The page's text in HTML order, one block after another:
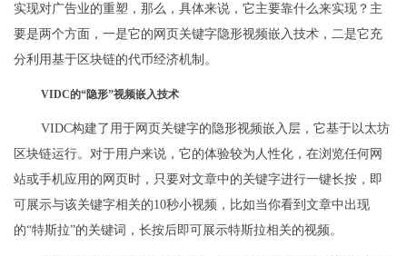
实现对广告业的重塑，那么，具体来说，它主要靠什么来实现？主
要是两个方面，一是它的网页关键字隐形视频嵌入技术，二是它充
分利用基于区块链的代币经济机制。
VIDC的“隐形”视频嵌入技术
VIDC构建了用于网页关键字的隐形视频嵌入层，它基于以太坊
区块链运行。对于用户来说，它的体验较为人性化，在浏览任何网
站或手机应用的网页时，只要对文章中的关键字进行一键长按，即
可展示与该关键字相关的10秒小视频，比如当你看到文章中出现
的“特斯拉”的关键词，长按后即可展示特斯拉相关的视频。